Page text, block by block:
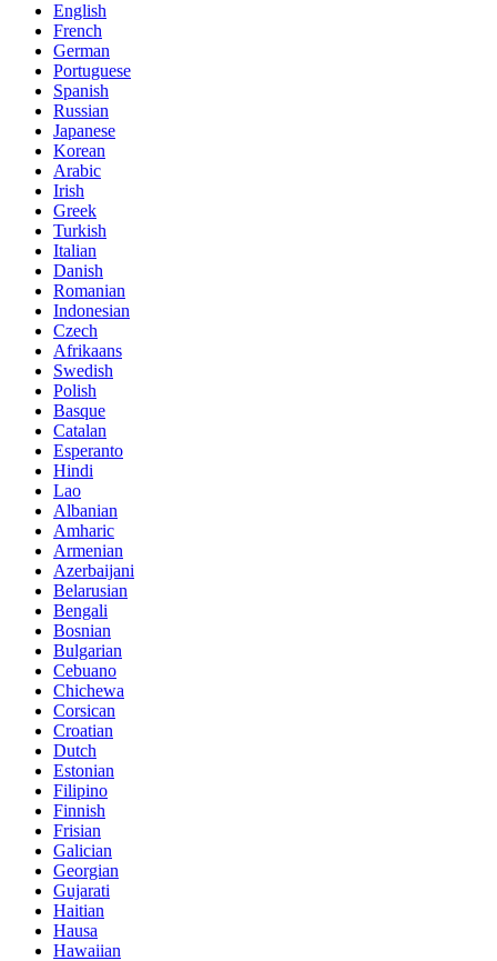
English
French
German
Portuguese
Spanish
Russian
Japanese
Korean
Arabic
Irish
Greek
Turkish
Italian
Danish
Romanian
Indonesian
Czech
Afrikaans
Swedish
Polish
Basque
Catalan
Esperanto
Hindi
Lao
Albanian
Amharic
Armenian
Azerbaijani
Belarusian
Bengali
Bosnian
Bulgarian
Cebuano
Chichewa
Corsican
Croatian
Dutch
Estonian
Filipino
Finnish
Frisian
Galician
Georgian
Gujarati
Haitian
Hausa
Hawaiian